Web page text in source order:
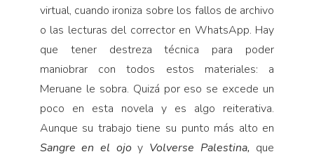
virtual, cuando ironiza sobre los fallos de archivo
o las lecturas del corrector en WhatsApp. Hay
que tener destreza técnica para poder
maniobrar con todos estos materiales: a
Meruane le sobra. Quizá por eso se excede un
poco en esta novela y es algo reiterativa.
Aunque su trabajo tiene su punto más alto en
Sangre en el ojoy Volverse Palestina, que